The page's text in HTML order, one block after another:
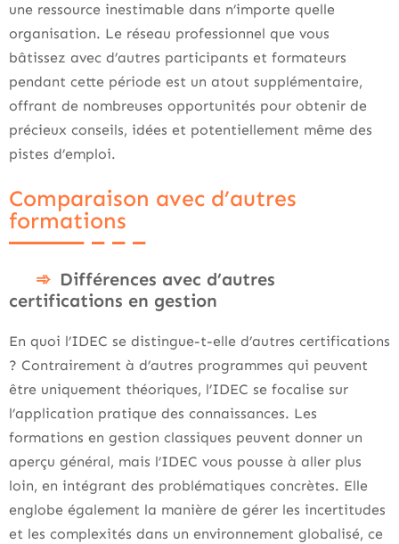
une ressource inestimable dans n’importe quelle
organisation. Le réseau professionnel que vous
bâtissez avec d’autres participants et formateurs
pendant cette période est un atout supplémentaire,
offrant de nombreuses opportunités pour obtenir de
précieux conseils, idées et potentiellement même des
pistes d’emploi.
Comparaison avec d’autres
formations
Différences avec d’autres
certifications en gestion
En quoi l’IDEC se distingue-t-elle d’autres certifications
? Contrairement à d’autres programmes qui peuvent
être uniquement théoriques, l’IDEC se focalise sur
l’application pratique des connaissances. Les
formations en gestion classiques peuvent donner un
aperçu général, mais l’IDEC vous pousse à aller plus
loin, en intégrant des problématiques concrètes. Elle
englobe également la manière de gérer les incertitudes
et les complexités dans un environnement globalisé, ce